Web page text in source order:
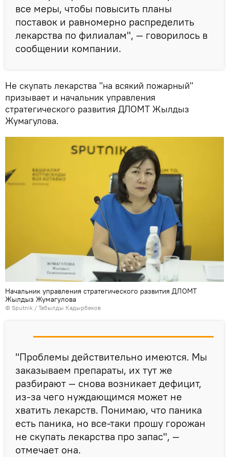
все меры, чтобы повысить планы
поставок и равномерно распределить
лекарства по филиалам", — говорилось в
сообщении компании.
Не скупать лекарства "на всякий пожарный"
призывает и начальник управления
стратегического развития ДЛОМТ Жылдыз
Жумагулова.
Начальник управления стратегического развития ДЛОМТ
Жылдыз Жумагулова
© Sputnik / Табылды Кадырбеков
"Проблемы действительно имеются. Мы
заказываем препараты, их тут же
разбирают — снова возникает дефицит,
из-за чего нуждающимся может не
хватить лекарств. Понимаю, что паника
есть паника, но все-таки прошу горожан
не скупать лекарства про запас", —
отмечает она.